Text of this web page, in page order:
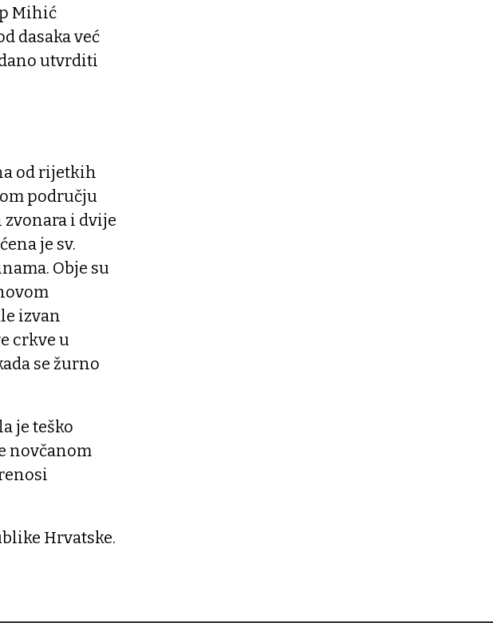
Mihić
dasaka već
utvrditi
od rijetkih
području
zvonara i dvije
je sv.
Obje su
izvan
crkve u
se žurno
je teško
novčanom
Hrvatske.